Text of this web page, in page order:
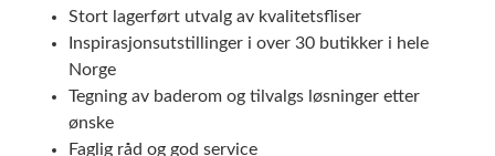
Stort lagerført utvalg av kvalitetsfliser
Inspirasjonsutstillinger i over 30 butikker i hele
Norge
Tegning av baderom og tilvalgs løsninger etter
ønske
Faglig råd og god service